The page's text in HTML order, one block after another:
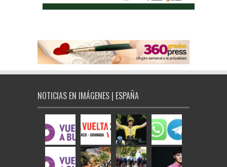
NOTICIAS EN IMÁGENES | ESPAÑA